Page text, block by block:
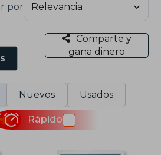
por
Comparte y
gana dinero
Nuevos Usados
Rápido